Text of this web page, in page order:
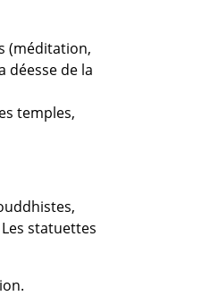
(méditation,
déesse de la
temples,
statuettes